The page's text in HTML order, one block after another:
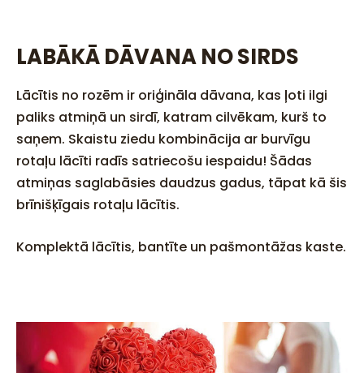
LABĀKĀ DĀVANA NO SIRDS
Lācītis no rozēm ir oriģināla dāvana, kas ļoti ilgi
paliks atmiņā un sirdī, katram cilvēkam, kurš to
saņem. Skaistu ziedu kombinācija ar burvīgu
rotaļu lācīti radīs satriecošu iespaidu! Šādas
atmiņas saglabāsies daudzus gadus, tāpat kā šis
brīnišķīgais rotaļu lācītis.
Komplektā lācītis, bantīte un pašmontāžas kaste.